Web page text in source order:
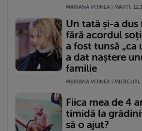
MARIANA VOINEA | MARŢI,
Un tată și-a
fără acordul
a fost tunsă „ca
a dat naștere
familie
MARIANA VOINEA |
Fiica mea de 4
timidă la
să o ajut?